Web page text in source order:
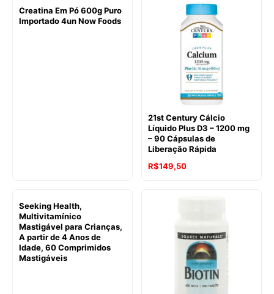
Creatina Em Pó 600g Puro
Importado 4un Now Foods
21st Century Cálcio
Líquido Plus D3 – 1200 mg
– 90 Cápsulas de
Liberação Rápida
R$149,50
Seeking Health,
Multivitamínico
Mastigável para Crianças,
A partir de 4 Anos de
Idade, 60 Comprimidos
Mastigáveis